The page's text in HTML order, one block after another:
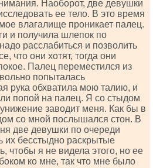
Наоборот, две девушки
ее тело. В это время
влагалище проникает палец.
и получила шлепок по
расслабиться и позволить
что они хотят, тогда они
Палец переместился из
попыталась
рука обхватила мою талию, и
попой на палец. Я со стыдом
заводит меня. Как бы в
со мной послышался стон. В
две девушки по очереди
их бесстыдно раскрытые
чтобы я не видела этого, но ее
ко мне, так что мне было